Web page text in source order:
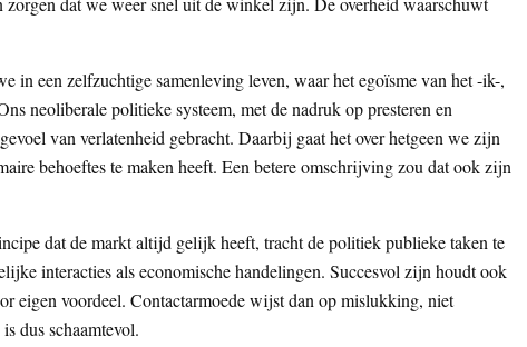
in een zelfzuchtige samenleving leven, waar het egoïsme van het -ik-,
neoliberale politieke systeem, met de nadruk op presteren en
van verlatenheid gebracht. Daarbij gaat het over hetgeen we zijn
behoeftes te maken heeft. Een betere omschrijving zou dat ook zijn
dat de markt altijd gelijk heeft, tracht de politiek publieke taken te
interacties als economische handelingen. Succesvol zijn houdt ook
eigen voordeel. Contactarmoede wijst dan op mislukking, niet
dus schaamtevol.